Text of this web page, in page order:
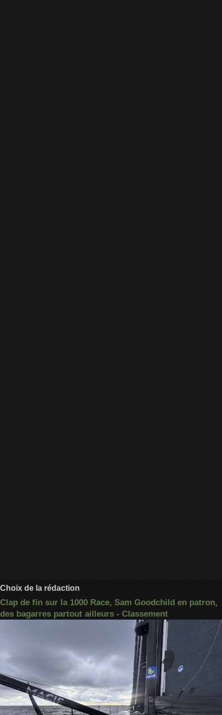
Choix de la rédaction
Clap de fin sur la 1000 Race, Sam Goodchild en patron,
des bagarres partout ailleurs - Classement